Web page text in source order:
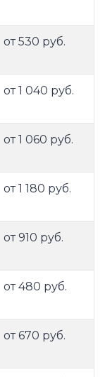
от 530 руб.
от 1 040 руб.
от 1 060 руб.
от 1 180 руб.
от 910 руб.
от 480 руб.
от 670 руб.